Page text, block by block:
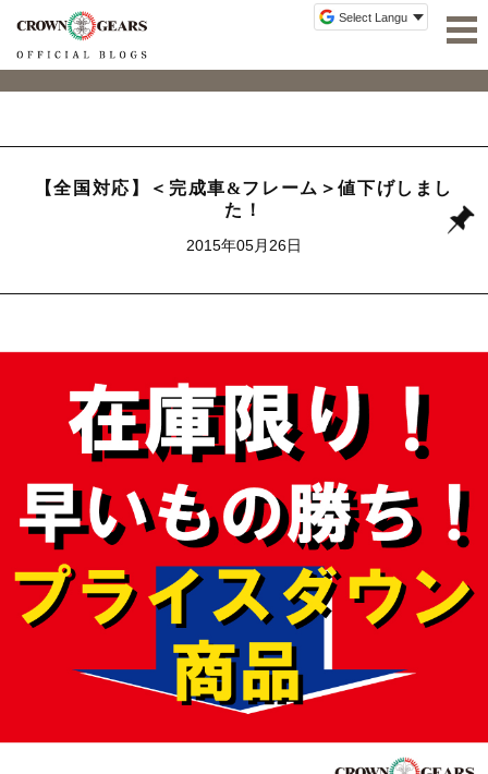
【全国対応】＜完成車&フレーム＞値下げしまし
た！
2015年05月26日